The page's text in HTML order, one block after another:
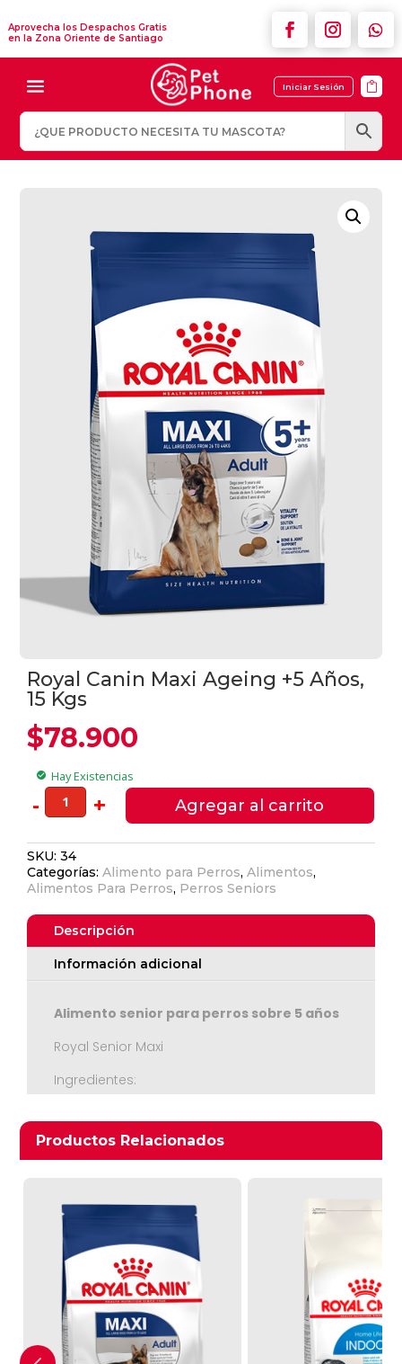
Aprovecha los Despachos Gratis
en la Zona Oriente de Santiago
Iniciar Sesión 
Seguir Comprando
Royal Canin Maxi Ageing +5 Años,
15 Kgs
$78.900
check_circle Hay Existencias
- Royal
Canin
Ageing
+5
15
Kgs
cantidad
+ Agregar al carrito
SKU:34
Categorías:Alimento para Perros,Alimentos,
Alimentos Para Perros, Perros Seniors
Descripción
Información adicional
Alimento senior para perros sobre 5 años
Royal Senior Maxi
Ingredientes:
harina de gluten de maíz, grasas animales,
hidrolizado de hígado, polpa de remolacha,
sales minerales, aceite de pescado,
borraja), Levadura de cerveza, huevo en
polvo, zeolita, fructo-oligosacáridos (FOS),
sales minerales, extracto de té verde y de
uvas (rico en polifenoles), oligo-elementos,
oligo-elementos quelados, L-lisina, colina,
cloruro de glucosamina, sulfato de
condroitina, Taurina.
Productos Relacionados
Productos relacionados